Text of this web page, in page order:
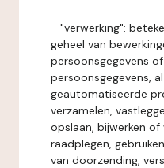
- "verwerking":
geheel van
persoonsgegevens
persoonsgegevens,
geautomatiseerde
verzamelen,
opslaan, bijwerken of
raadplegen,
van doorzending,